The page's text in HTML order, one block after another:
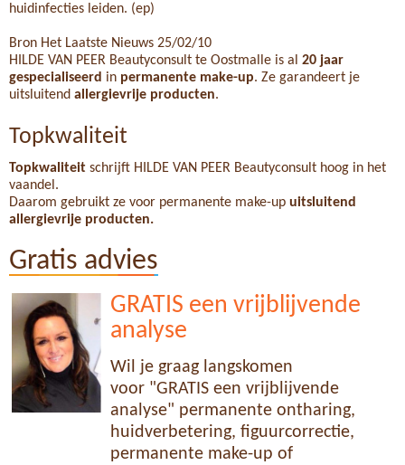
huidinfecties leiden. (ep)
Bron Het Laatste Nieuws 25/02/10
HILDE VAN PEER Beautyconsult te Oostmalle is al 20 jaar
gespecialiseerd in permanente make-up. Ze garandeert je
uitsluitend allergievrije producten.
Topkwaliteit
Topkwaliteit schrijft HILDE VAN PEER Beautyconsult hoog in het
vaandel.
Daarom gebruikt ze voor permanente make-up uitsluitend
allergievrije producten.
Gratis advies
GRATIS een vrijblijvende
analyse
Wil je graag langskomen
voor "GRATIS een vrijblijvende
analyse" permanente ontharing,
huidverbetering, figuurcorrectie,
permanente make-up of